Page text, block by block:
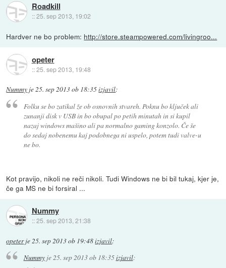
Roadkill
::25. sep 2013, 19:02
Hardver ne bo problem: http://store.steampowered.com/livingroo...
opeter
::25. sep 2013, 19:48
Nummy je25. sep 2013 ob 18:35izjavil:
Folku se bo zatikal že ob osnovnih stvareh. Poknu bo ključek ali
zunanji disk v USB in bo obupal po petih minutah in si kupil
nazaj windows mašino ali pa normalno gaming konzolo. Če še
do sedaj nobenemu kaj podobnega ni uspelo, potem tudi valve-u
ne bo.
Kot pravijo, nikoli ne reči nikoli. Tudi Windows ne bi bil tukaj, kjer je,
če ga MS ne bi forsiral ...
Nummy
::25. sep 2013, 21:38
opeterje25. sep 2013 ob 19:48izjavil:
Nummyje25. sep 2013 ob 18:35izjavil: